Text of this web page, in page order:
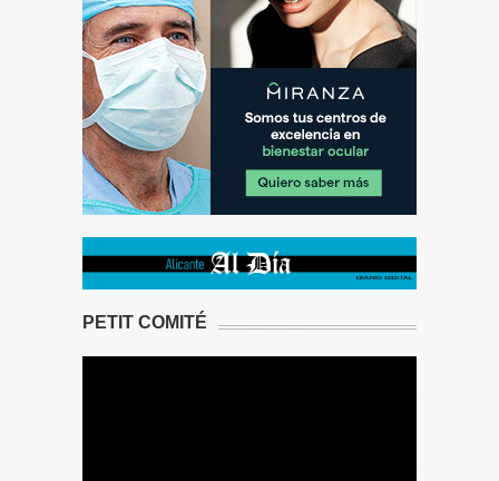
PETIT COMITÉ